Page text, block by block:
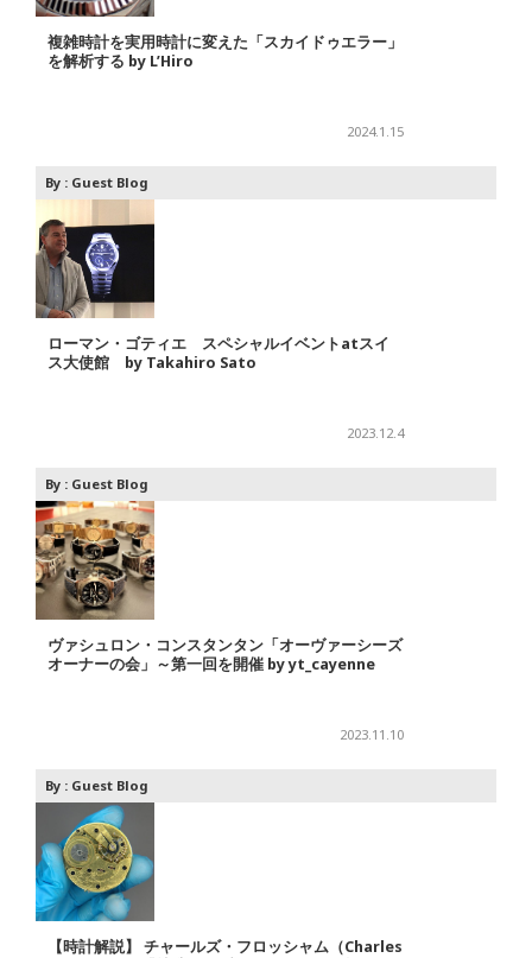
複雑時計を実用時計に変えた「スカイドゥエラー」
を解析する by L’Hiro
2024.1.15
By : Guest Blog
ローマン・ゴティエ スペシャルイベントatスイ
ス大使館 by Takahiro Sato
2023.12.4
By : Guest Blog
ヴァシュロン・コンスタンタン「オーヴァーシーズ
オーナーの会」～第一回を開催 by yt_cayenne
2023.11.10
By : Guest Blog
【時計解説】 チャールズ・フロッシャム（Charles